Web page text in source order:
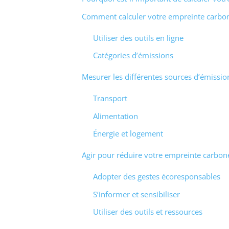
Comment calculer votre empreinte
Utiliser des outils en ligne
Catégories d’émissions
Mesurer les différentes sources
Transport
Alimentation
Énergie et logement
Agir pour réduire votre empreinte
Adopter des gestes écoresponsables
S’informer et sensibiliser
Utiliser des outils et ressources